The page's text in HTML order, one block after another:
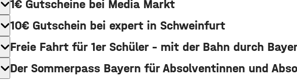
expand_more1€ Gutscheine bei Media Markt
expand_more10€ Gutschein bei expert in Schweinfurt
expand_moreFreie Fahrt für 1er Schüler - mit der Bahn durch
expand_moreDer Sommerpass Bayern für Absolventinnen und